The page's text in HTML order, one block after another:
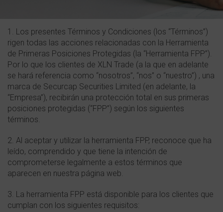
1. Los presentes Términos y Condiciones (los “Términos”)
rigen todas las acciones relacionadas con la Herramienta
de Primeras Posiciones Protegidas (la “Herramienta FPP”).
Por lo que los clientes de XLN Trade (a la que en adelante
se hará referencia como “nosotros”, “nos” o “nuestro”) , una
marca de Securcap Securities Limited (en adelante, la
“Empresa”), recibirán una protección total en sus primeras
posiciones protegidas (“FPP”) según los siguientes
términos.
2. Al aceptar y utilizar la herramienta FPP, reconoce que ha
leído, comprendido y que tiene la intención de
comprometerse legalmente a estos términos que
aparecen en nuestra página web.
3. La herramienta FPP está disponible para los clientes que
cumplan con los siguientes requisitos: